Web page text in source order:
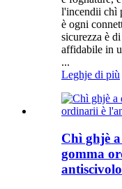
l'incendii chì
è ogni
sicurezza è
affidabile in
...
Leghje di più
Chì ghjè
gomma